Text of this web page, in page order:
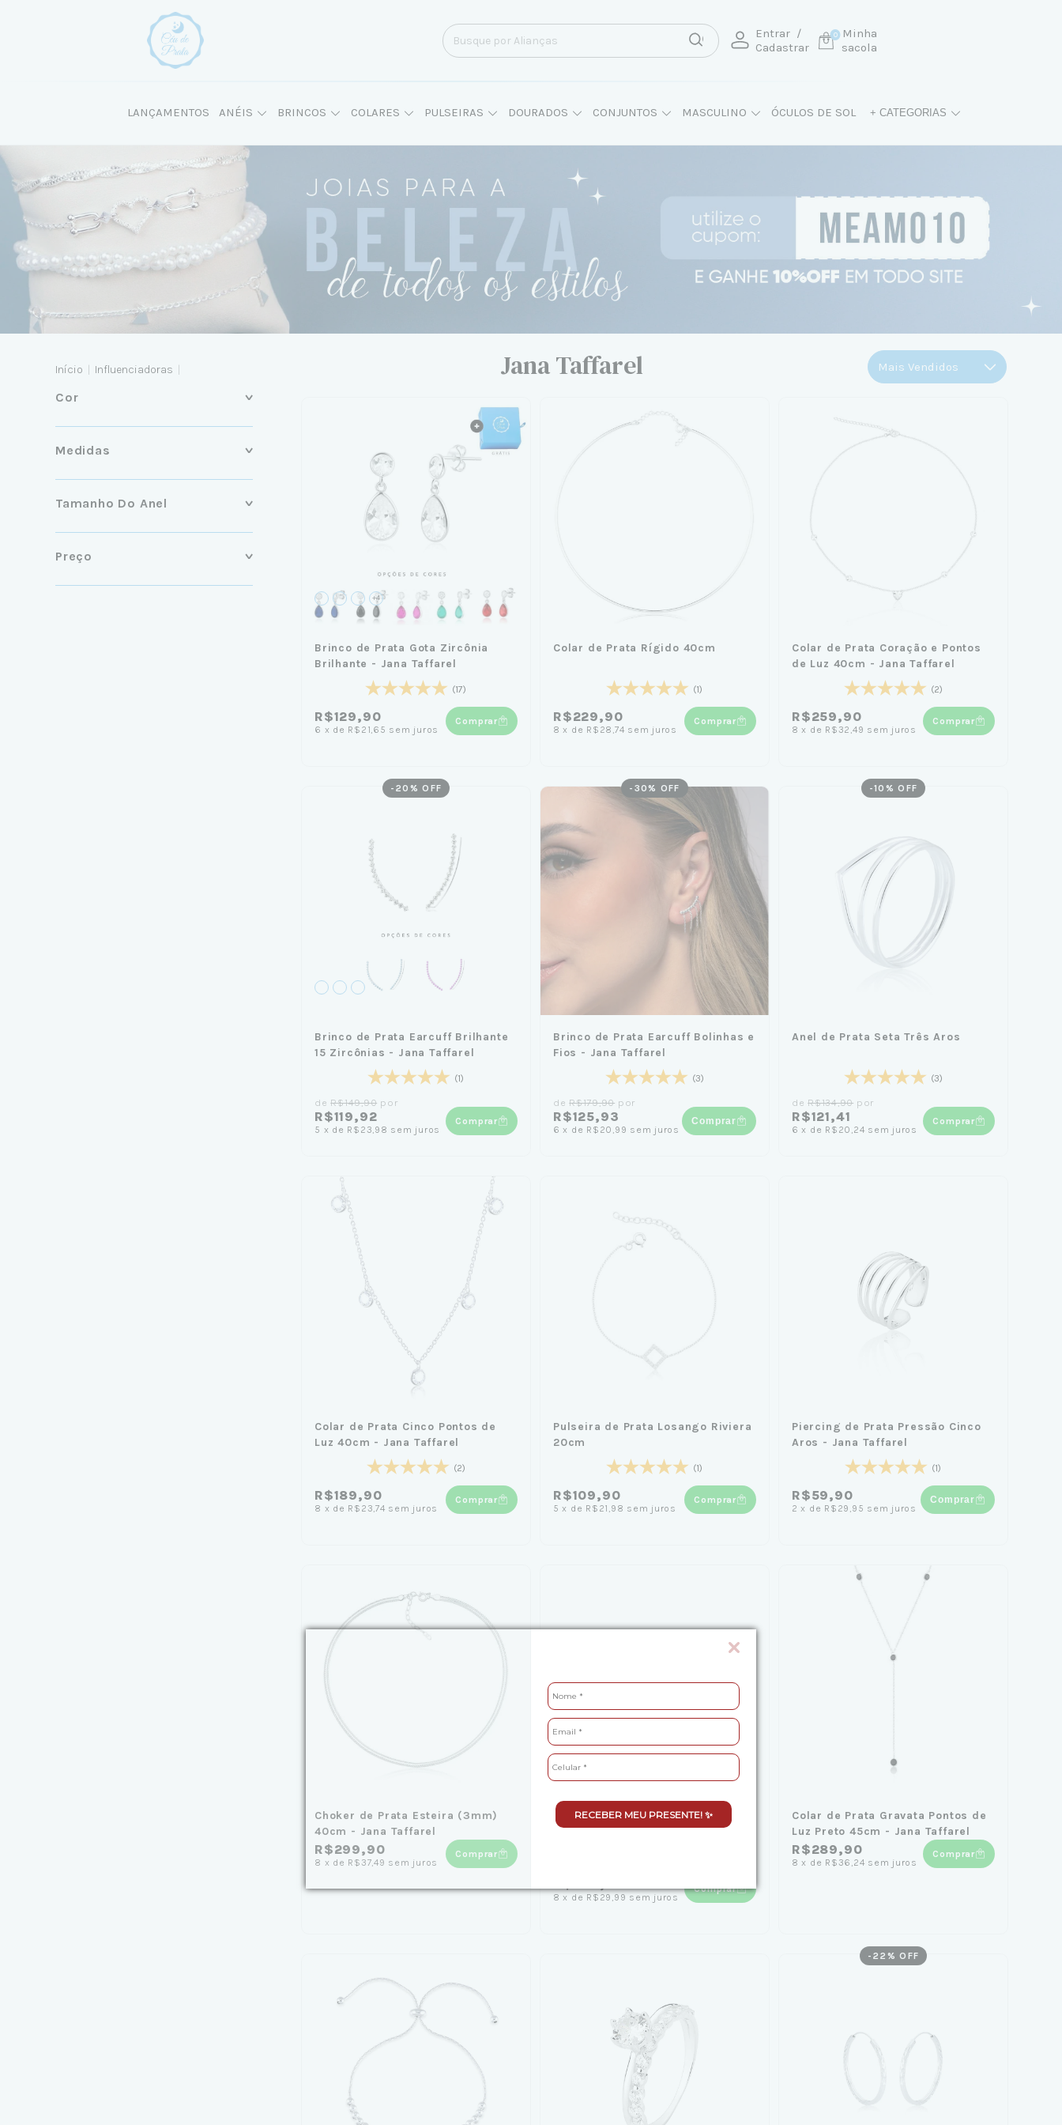
RECEBER MEU PRESENTE! ✨
Entrar /
Cadastrar
Minha
sacola
0
LANÇAMENTOS ANÉIS BRINCOS COLARES PULSEIRAS DOURADOS CONJUNTOS MASCULINO ÓCULOS DE SOL + CATEGORIAS
Início Influenciadoras Jana Taffarel
Cor
Medidas
Tamanho Do Anel
Preço
+4
Brinco de Prata Gota Zircônia
Brilhante - Jana Taffarel
(17)
R$129,90
6 x de R$21,65 sem juros
Comprar
Colar de Prata Rígido 40cm
(1)
R$229,90
8 x de R$28,74 sem juros
Comprar
Colar de Prata Coração e Pontos
de Luz 40cm - Jana Taffarel
(2)
R$259,90
8 x de R$32,49 sem juros
Comprar
- 20 % OFF
Brinco de Prata Earcuff Brilhante
15 Zircônias - Jana Taffarel
(1)
deR$149,90 por
R$119,92
5 x de R$23,98 sem juros
Comprar
- 30 % OFF
Brinco de Prata Earcuff Bolinhas e
Fios - Jana Taffarel
(3)
deR$179,90 por
R$125,93
6 x de R$20,99 sem juros
Comprar
-10 % OFF
Anel de Prata Seta Três Aros
(3)
deR$134,90 por
R$121,41
6 x de R$20,24 sem juros
Comprar
Colar de Prata Cinco Pontos de
Luz 40cm - Jana Taffarel
(2)
R$189,90
8 x de R$23,74 sem juros
Comprar
Pulseira de Prata Losango Riviera
20cm
(1)
R$109,90
5 x de R$21,98 sem juros
Comprar
Piercing de Prata Pressão Cinco
Aros - Jana Taffarel
(1)
R$59,90
2 x de R$29,95 sem juros
Comprar
Choker de Prata Esteira (3mm)
40cm - Jana Taffarel
R$299,90
8 x de R$37,49 sem juros
Comprar
Brinco de Prata Gota Preta
Brilhante - Jana Taffarel
8 x de R$29,99 sem juros
Comprar
Colar de Prata Gravata Pontos de
Luz Preto 45cm - Jana Taffarel
R$289,90
8 x de R$36,24 sem juros
Comprar
- 22 % OFF